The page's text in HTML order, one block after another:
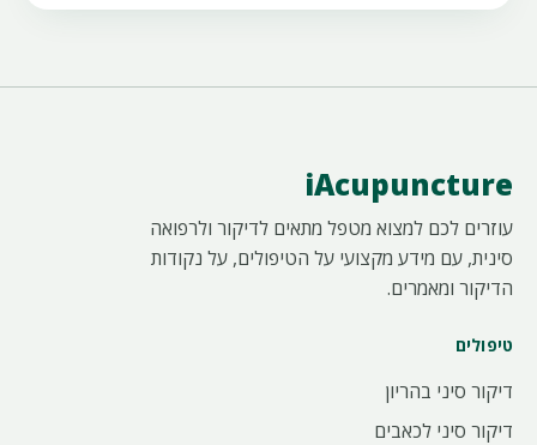
iAcupuncture
עוזרים לכם למצוא מטפל מתאים לדיקור ולרפואה
סינית, עם מידע מקצועי על הטיפולים, על נקודות
הדיקור ומאמרים.
טיפולים
דיקור סיני בהריון
דיקור סיני לכאבים